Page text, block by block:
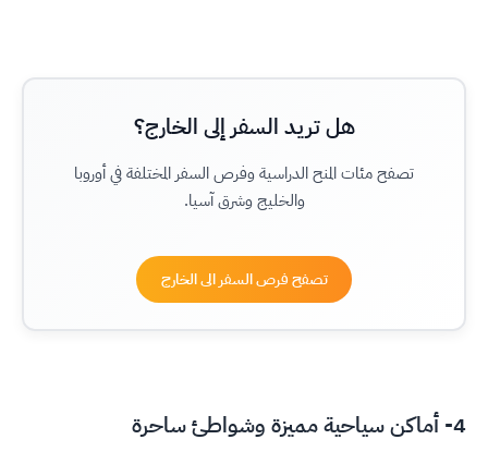
هل تريد السفر إلى الخارج؟
تصفح مئات المنح الدراسية وفرص السفر المختلفة في أوروبا
والخليج وشرق آسيا.
تصفح فرص السفر الى الخارج
4- أماكن سياحية مميزة وشواطئ ساحرة